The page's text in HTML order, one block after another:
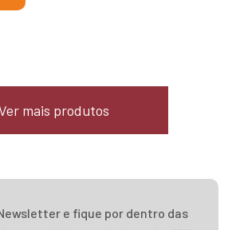
mais produtos
e fique por dentro das